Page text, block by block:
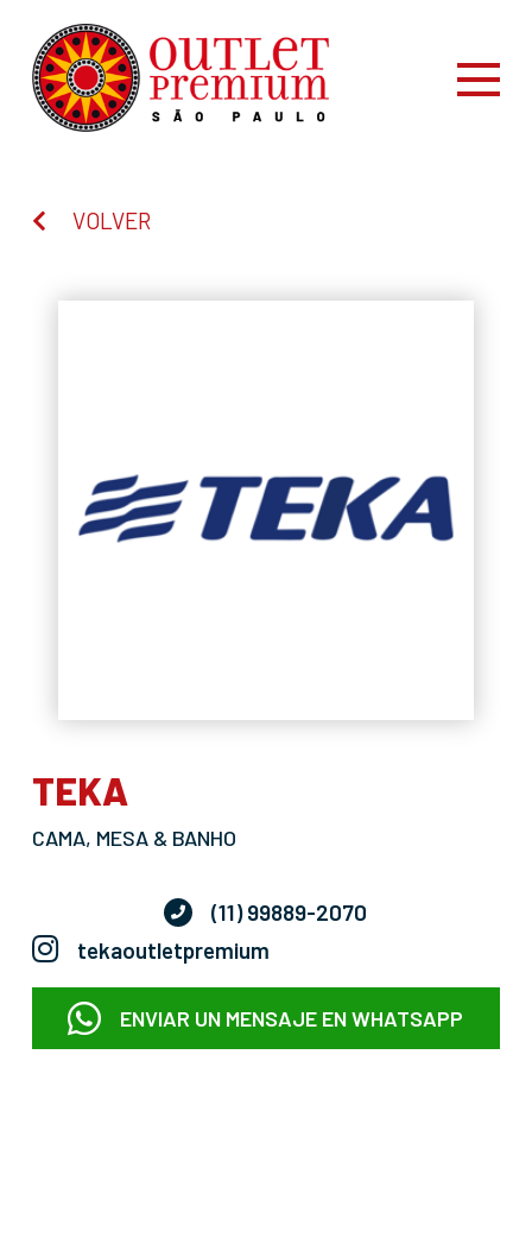
VOLVER
TEKA
CAMA, MESA & BANHO
(11) 99889-2070
tekaoutletpremium
ENVIAR UN MENSAJE EN WHATSAPP